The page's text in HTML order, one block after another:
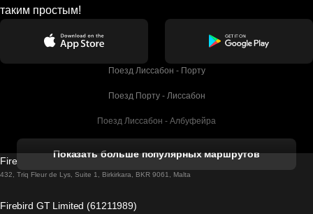
таким простым!
Поезд Лиссабон - Порту
Поезд Порту - Лиссабон
Поезд Лиссабон - Албуфейра
Поезд Лиссабон - Лагос
Показать больше популярных маршрутов
Firebird GT Limited (OC 1451)
432, Triq Fleur de Lys, Suite 1, Birkirkara, BKR 9061, Malta
Firebird GT Limited (61211989)